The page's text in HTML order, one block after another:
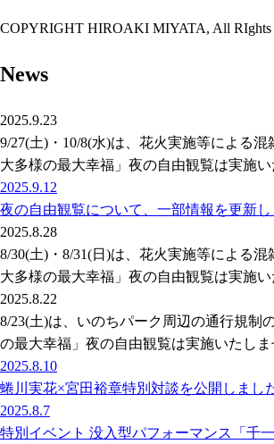
COPYRIGHT HIROAKI MIYATA, All RIghts
News
2025.9.23
9/27(土)・10/8(水)は、花火実施等による
大多様の最大幸福」夜の自由観覧は実施
2025.9.12
夜の自由観覧について、一部情報を更新し
2025.8.28
8/30(土)・8/31(日)は、花火実施等による
大多様の最大幸福」夜の自由観覧は実施
2025.8.22
8/23(土)は、いのちパーク周辺の通行規制
の最大幸福」夜の自由観覧は実施いたしま
2025.8.10
蜷川実花×宮田裕章特別対談を公開しまし
2025.8.7
特別イベント 没入型パフォーマンス「千